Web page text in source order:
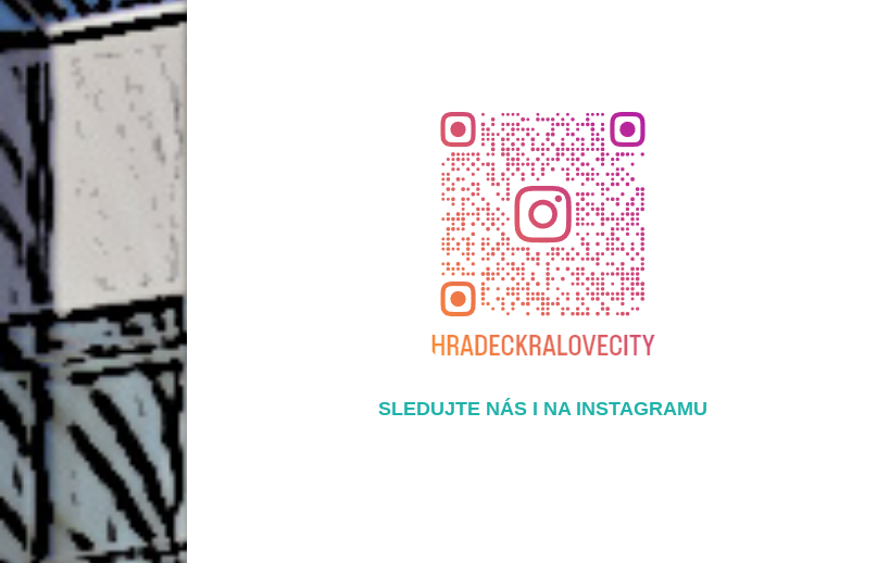
SLEDUJTE NÁS I NA INSTAGRAMU